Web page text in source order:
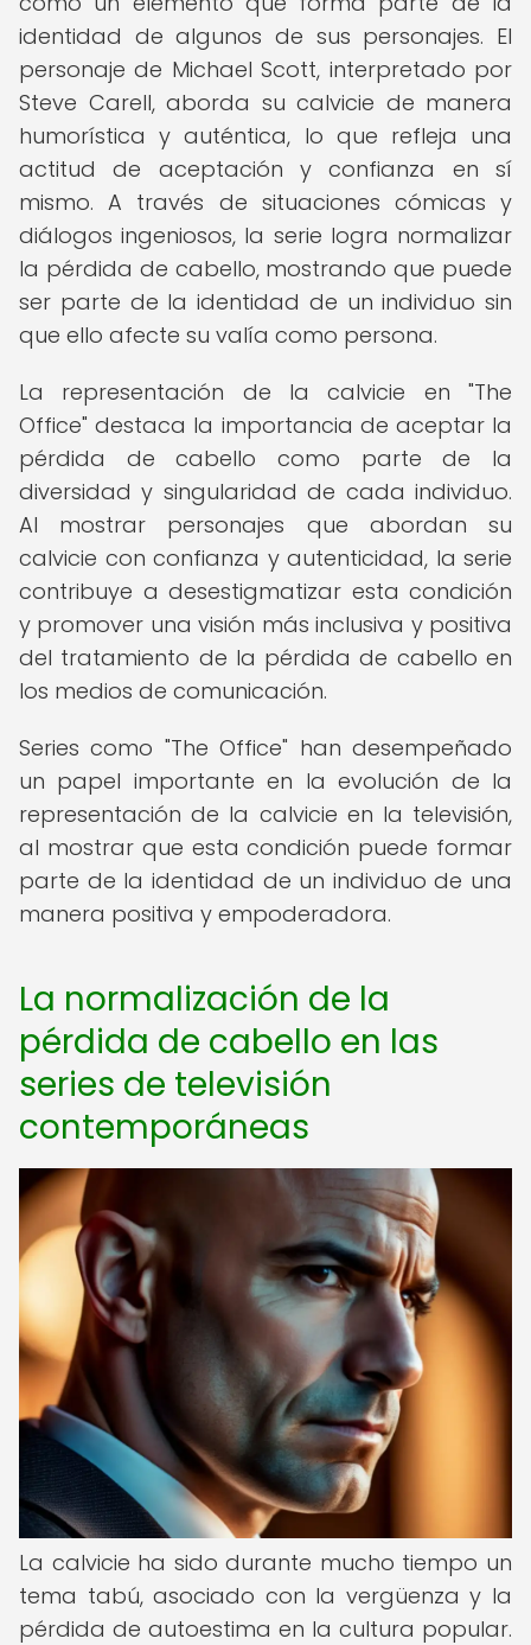
identidad de algunos de sus personajes. El
personaje de Michael Scott, interpretado por
Steve Carell, aborda su calvicie de manera
humorística y auténtica, lo que refleja una
actitud de aceptación y confianza en sí
mismo. A través de situaciones cómicas y
diálogos ingeniosos, la serie logra normalizar
la pérdida de cabello, mostrando que puede
ser parte de la identidad de un individuo sin
que ello afecte su valía como persona.
La representación de la calvicie en "The
Office" destaca la importancia de aceptar la
pérdida de cabello como parte de la
diversidad y singularidad de cada individuo.
Al mostrar personajes que abordan su
calvicie con confianza y autenticidad, la serie
contribuye a desestigmatizar esta condición
y promover una visión más inclusiva y positiva
del tratamiento de la pérdida de cabello en
los medios de comunicación.
Series como "The Office" han desempeñado
un papel importante en la evolución de la
representación de la calvicie en la televisión,
al mostrar que esta condición puede formar
parte de la identidad de un individuo de una
manera positiva y empoderadora.
La normalización de la
pérdida de cabello en las
series de televisión
contemporáneas
La calvicie ha sido durante mucho tiempo un
tema tabú, asociado con la vergüenza y la
pérdida de autoestima en la cultura popular.